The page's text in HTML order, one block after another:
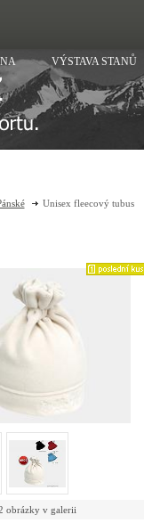
VÝSTAVA STANŮ
Unisex fleecový tubus
obrázky v galerii